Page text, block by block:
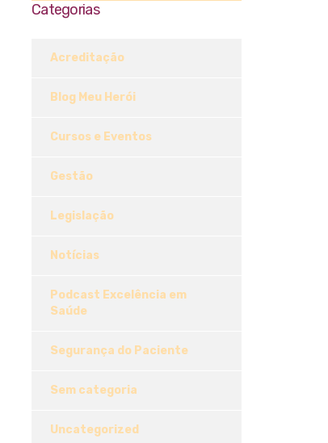
Categorias
Acreditação
Blog Meu Herói
Cursos e Eventos
Gestão
Legislação
Notícias
Podcast Excelência em
Saúde
Segurança do Paciente
Sem categoria
Uncategorized